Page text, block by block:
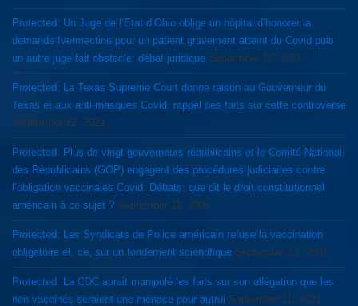
Protected: Un Juge de l’Etat d’Ohio oblige un hôpital d’honorer la
demande Ivermectine pour un patient gravement atteint du Covid puis
un autre juge fait obstacle: débat juridique September 12, 2021
Protected: La Texas Supreme Court donne raison au Gouverneur du
Texas et aux anti-masques Covid: rappel des faits sur cette controverse
September 12, 2021
Protected: Plus de vingt gouverneurs républicains et le Comité National
des Républicains (GOP) engagent des procédures judiciaires contre
l’obligation vaccinales Covid: Débats: que dit le droit constitutionnel
américain à ce sujet ? September 12, 2021
Protected: Les Syndicats de Police américain refuse la vaccination
obligatoire et. ce, sur un fondement scientifique September 12, 2021
Protected: La CDC aurait manipulé les faits sur son allégation que les
non vaccinés seraient une menace pour autrui September 11, 2021